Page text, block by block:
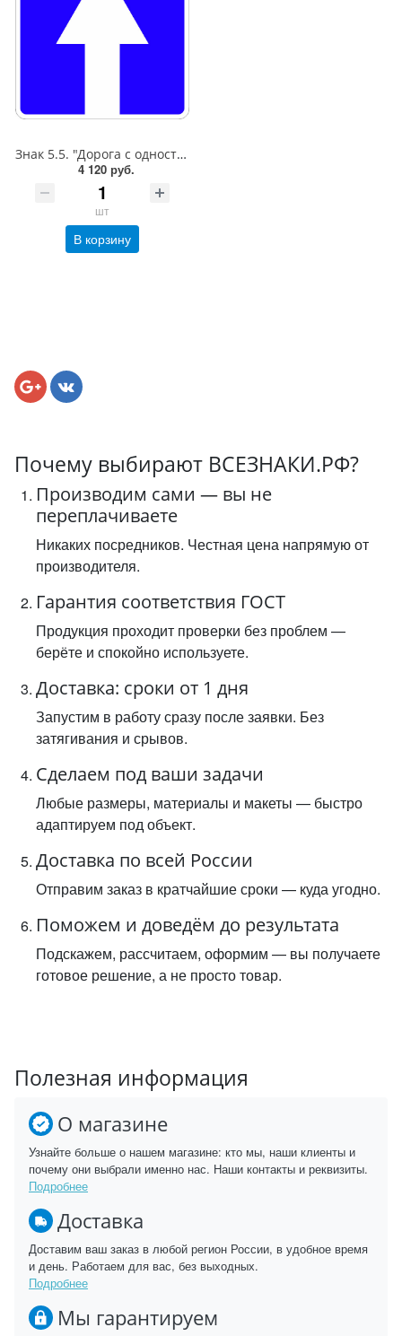
Знак 5.5. "Дорога с односторонним движением",B=900Тип А (1б) Микропризм. (7-9 лет)металл 0.8 мм
4 120 руб.
шт
В корзину
Почему выбирают ВСЕЗНАКИ.РФ?
Производим сами — вы не
переплачиваете
Никаких посредников. Честная цена напрямую от
производителя.
Гарантия соответствия ГОСТ
Продукция проходит проверки без проблем —
берёте и спокойно используете.
Доставка: сроки от 1 дня
Запустим в работу сразу после заявки. Без
затягивания и срывов.
Сделаем под ваши задачи
Любые размеры, материалы и макеты — быстро
адаптируем под объект.
Доставка по всей России
Отправим заказ в кратчайшие сроки — куда угодно.
Поможем и доведём до результата
Подскажем, рассчитаем, оформим — вы получаете
готовое решение, а не просто товар.
Полезная информация
О магазине
Узнайте больше о нашем магазине: кто мы, наши клиенты и
почему они выбрали именно нас. Наши контакты и реквизиты.
Подробнее
Доставка
Доставим ваш заказ в любой регион России, в удобное время
и день. Работаем для вас, без выходных.
Подробнее
Мы гарантируем